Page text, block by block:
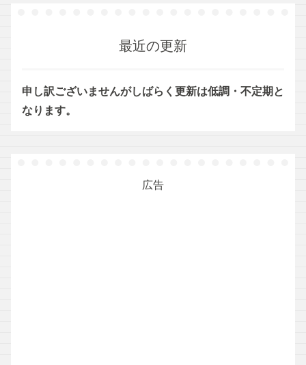
最近の更新
申し訳ございませんがしばらく更新は低調・不定期と
なります。
広告